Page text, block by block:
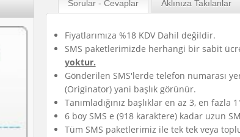
Sorular - Cevaplar Aklınıza Takılanlar
Fiyatlarımıza %18 KDV Dahil değildir.
SMS paketlerimizde herhangi bir sabit
yoktur.
Gönderilen SMS'lerde telefon numarası
(Originator) yani başlık görünür.
Tanımladığınız başlıklar en az 3, en fazla
6 boy SMS e (918 karaktere) kadar uzun
Tüm SMS paketlerimiz ile tek tek veya